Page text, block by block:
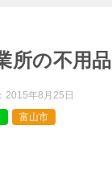
所の不用
2015年8月25日
富山市